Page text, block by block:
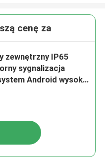
cenę za
zewnętrzny IP65
sygnalizacja
Android wysoka